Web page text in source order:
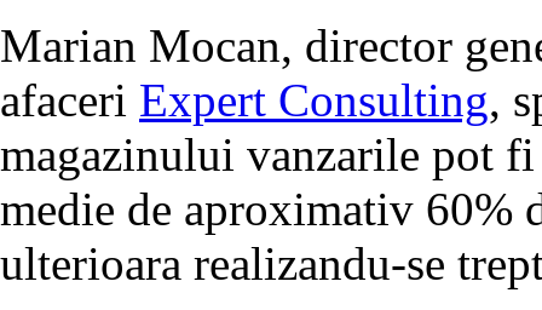
Marian Mocan, director
afaceri Expert Consulting,
magazinului vanzarile pot
medie de aproximativ 60%
ulterioara realizandu-se